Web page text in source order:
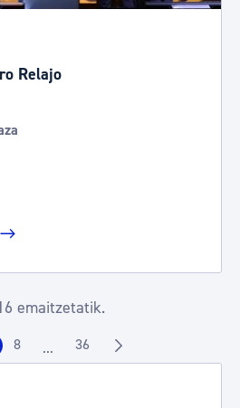
Relajo
emaitzetatik.
Pages Use TAB to navigate.
Orrialdea
8 ...Intermediate Pages Use TAB to
Orrialdea
36